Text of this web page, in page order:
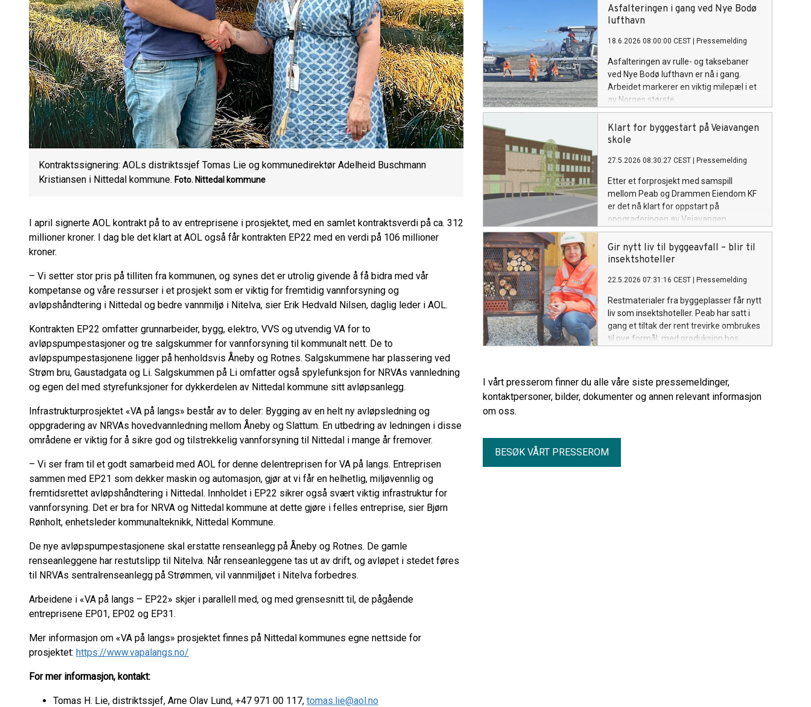
Kontraktssignering: AOLs distriktssjef Tomas Lie og kommunedirektør Adelheid Buschmann
Kristiansen i Nittedal kommune. Foto. Nittedal kommune
I april signerte AOL kontrakt på to av entreprisene i prosjektet, med en samlet kontraktsverdi på ca. 312
millioner kroner. I dag ble det klart at AOL også får kontrakten EP22 med en verdi på 106 millioner
kroner.
– Vi setter stor pris på tilliten fra kommunen, og synes det er utrolig givende å få bidra med vår
kompetanse og våre ressurser i et prosjekt som er viktig for fremtidig vannforsyning og
avløpshåndtering i Nittedal og bedre vannmiljø i Nitelva, sier Erik Hedvald Nilsen, daglig leder i AOL.
Kontrakten EP22 omfatter grunnarbeider, bygg, elektro, VVS og utvendig VA for to
avløpspumpestasjoner og tre salgskummer for vannforsyning til kommunalt nett. De to
avløpspumpestasjonene ligger på henholdsvis Åneby og Rotnes. Salgskummene har plassering ved
Strøm bru, Gaustadgata og Li. Salgskummen på Li omfatter også spylefunksjon for NRVAs vannledning
og egen del med styrefunksjoner for dykkerdelen av Nittedal kommune sitt avløpsanlegg.
Infrastrukturprosjektet «VA på langs» består av to deler: Bygging av en helt ny avløpsledning og
oppgradering av NRVAs hovedvannledning mellom Åneby og Slattum. En utbedring av ledningen i disse
områdene er viktig for å sikre god og tilstrekkelig vannforsyning til Nittedal i mange år fremover.
– Vi ser fram til et godt samarbeid med AOL for denne delentreprisen for VA på langs. Entreprisen
sammen med EP21 som dekker maskin og automasjon, gjør at vi får en helhetlig, miljøvennlig og
fremtidsrettet avløpshåndtering i Nittedal. Innholdet i EP22 sikrer også svært viktig infrastruktur for
vannforsyning. Det er bra for NRVA og Nittedal kommune at dette gjøre i felles entreprise, sier Bjørn
Rønholt, enhetsleder kommunalteknikk, Nittedal Kommune.
De nye avløpspumpestasjonene skal erstatte renseanlegg på Åneby og Rotnes. De gamle
renseanleggene har restutslipp til Nitelva. Når renseanleggene tas ut av drift, og avløpet i stedet føres
til NRVAs sentralrenseanlegg på Strømmen, vil vannmiljøet i Nitelva forbedres.
Arbeidene i «VA på langs – EP22» skjer i parallell med, og med grensesnitt til, de pågående
entreprisene EP01, EP02 og EP31.
Mer informasjon om «VA på langs» prosjektet finnes på Nittedal kommunes egne nettside for
prosjektet: https://www.vapalangs.no/
For mer informasjon, kontakt:
Tomas H. Lie, distriktssjef, Arne Olav Lund, +47 971 00 117, tomas.lie@aol.no
utviklingen av en ny bydel med over 600
boliger.
Asfalteringen i gang ved Nye Bodø
lufthavn
18.6.2026 08:00:00 CEST Pressemelding
Asfalteringen av rulle- og taksebaner
ved Nye Bodø lufthavn er nå i gang.
Arbeidet markerer en viktig milepæl i et
av Norges største
samferdselsprosjekter, der rundt
200 000 tonn asfalt skal legges de neste
sesongene.
Klart for byggestart på Veiavangen
skole
27.5.2026 08:30:27 CEST Pressemelding
Etter et forprosjekt med samspill
mellom Peab og Drammen Eiendom KF
er det nå klart for oppstart på
oppgraderingen av Veiavangen
ungdomsskole i Mjøndalen. Peab er
valgt som totalentreprenør.
Gir nytt liv til byggeavfall – blir til
insektshoteller
22.5.2026 07:31:16 CEST Pressemelding
Restmaterialer fra byggeplasser får nytt
liv som insektshoteller. Peab har satt i
gang et tiltak der rent trevirke ombrukes
til nye formål, med produksjon hos
I vårt presserom finner du alle våre siste pressemeldinger,
kontaktpersoner, bilder, dokumenter og annen relevant informasjon
om oss.
BESØK VÅRT PRESSEROM